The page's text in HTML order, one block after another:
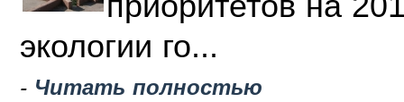
экологии го...
- Читать полностью